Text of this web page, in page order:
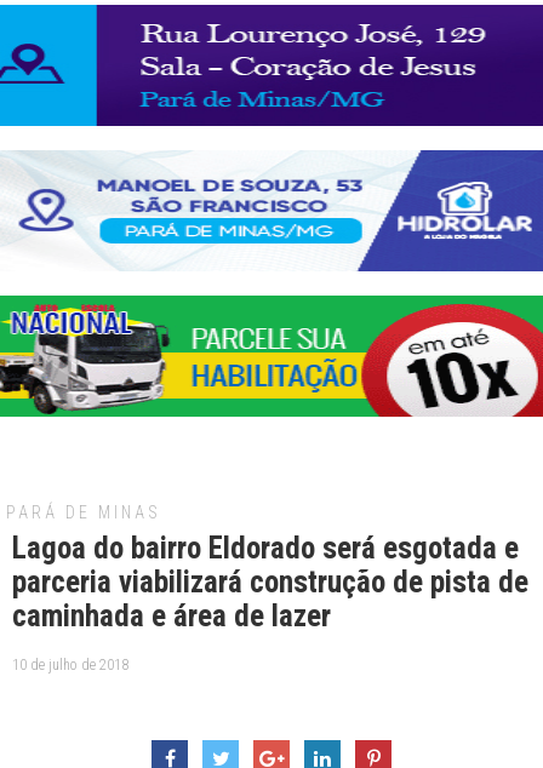
PARÁ DE MINAS
Lagoa do bairro Eldorado será esgotada e
parceria viabilizará construção de pista de
caminhada e área de lazer
10 de julho de 2018